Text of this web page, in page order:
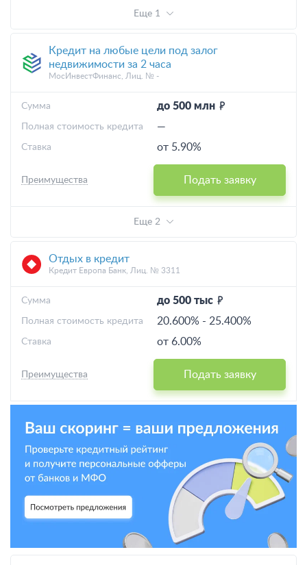
Еще 1
Кредит на любые цели под залог
недвижимости за 2 часа
МосИнвестФинанс, Лиц. № -
до 500 млн
Cумма
—
Полная стоимость кредита
от 5.90%
Ставка
Подать заявку
Преимущества
Еще 2
Отдых в кредит
Кредит Европа Банк, Лиц. № 3311
до 500 тыс
Cумма
20.600% - 25.400%
Полная стоимость кредита
от 6.00%
Ставка
Подать заявку
Преимущества